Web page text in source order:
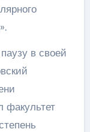
в своей
факультет